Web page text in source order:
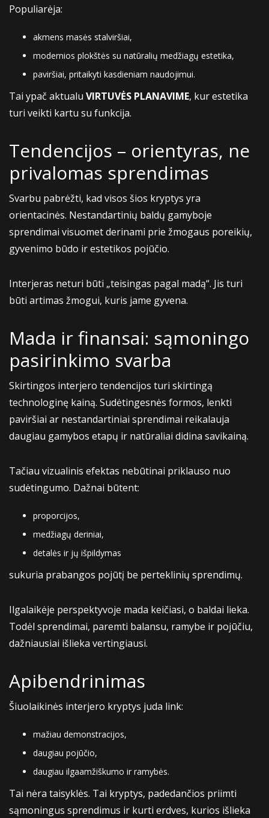
Populiarėja:
akmens masės stalviršiai,
modernios plokštės su natūralių medžiagų estetika,
paviršiai, pritaikyti kasdieniam naudojimui.
Tai ypač aktualu VIRTUVĖS PLANAVIME, kur estetika
turi veikti kartu su funkcija.
Tendencijos – orientyras, ne
privalomas sprendimas
Svarbu pabrėžti, kad visos šios kryptys yra
orientacinės. Nestandartinių baldų gamyboje
sprendimai visuomet derinami prie žmogaus poreikių,
gyvenimo būdo ir estetikos pojūčio.
Interjeras neturi būti „teisingas pagal madą“. Jis turi
būti artimas žmogui, kuris jame gyvena.
Mada ir finansai: sąmoningo
pasirinkimo svarba
Skirtingos interjero tendencijos turi skirtingą
technologinę kainą. Sudėtingesnės formos, lenkti
paviršiai ar nestandartiniai sprendimai reikalauja
daugiau gamybos etapų ir natūraliai didina savikainą.
Tačiau vizualinis efektas nebūtinai priklauso nuo
sudėtingumo. Dažnai būtent:
proporcijos,
medžiagų deriniai,
detalės ir jų išpildymas
sukuria prabangos pojūtį be perteklinių sprendimų.
Ilgalaikėje perspektyvoje mada keičiasi, o baldai lieka.
Todėl sprendimai, paremti balansu, ramybe ir pojūčiu,
dažniausiai išlieka vertingiausi.
Apibendrinimas
Šiuolaikinės interjero kryptys juda link:
mažiau demonstracijos,
daugiau pojūčio,
daugiau ilgaamžiškumo ir ramybės.
Tai nėra taisyklės. Tai kryptys, padedančios priimti
sąmoningus sprendimus ir kurti erdves, kurios išlieka